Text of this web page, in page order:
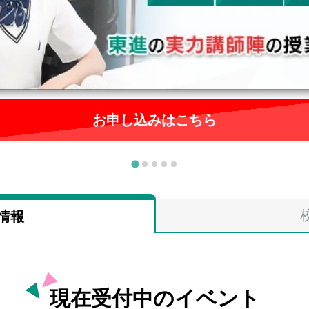
お申し込みはこちら
報
現在受付中のイベント